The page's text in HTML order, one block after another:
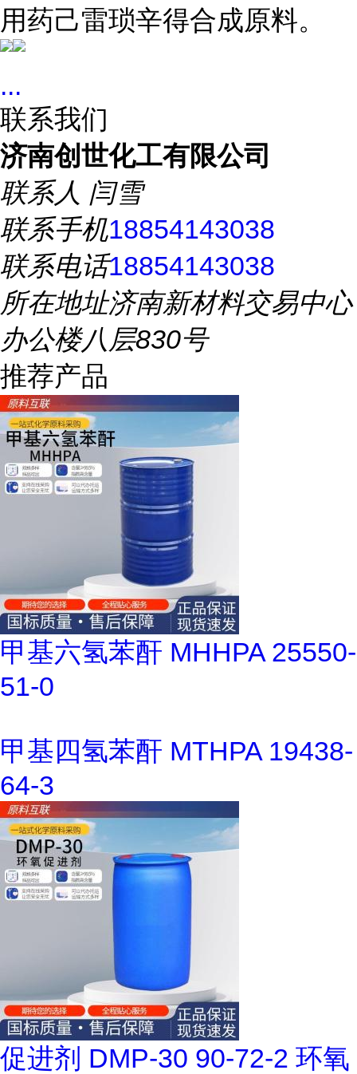
用药己雷琐辛得合成原料。
...
联系我们
济南创世化工有限公司
联系人 闫雪
联系手机18854143038
联系电话18854143038
所在地址济南新材料交易中心
办公楼八层830号
推荐产品
甲基六氢苯酐 MHHPA 25550-
51-0
甲基四氢苯酐 MTHPA 19438-
64-3
促进剂 DMP-30 90-72-2 环氧